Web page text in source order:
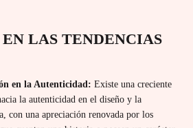
LAS TENDENCIAS
en la Autenticidad: Existe una creciente
la autenticidad en el diseño y la
con una apreciación renovada por los